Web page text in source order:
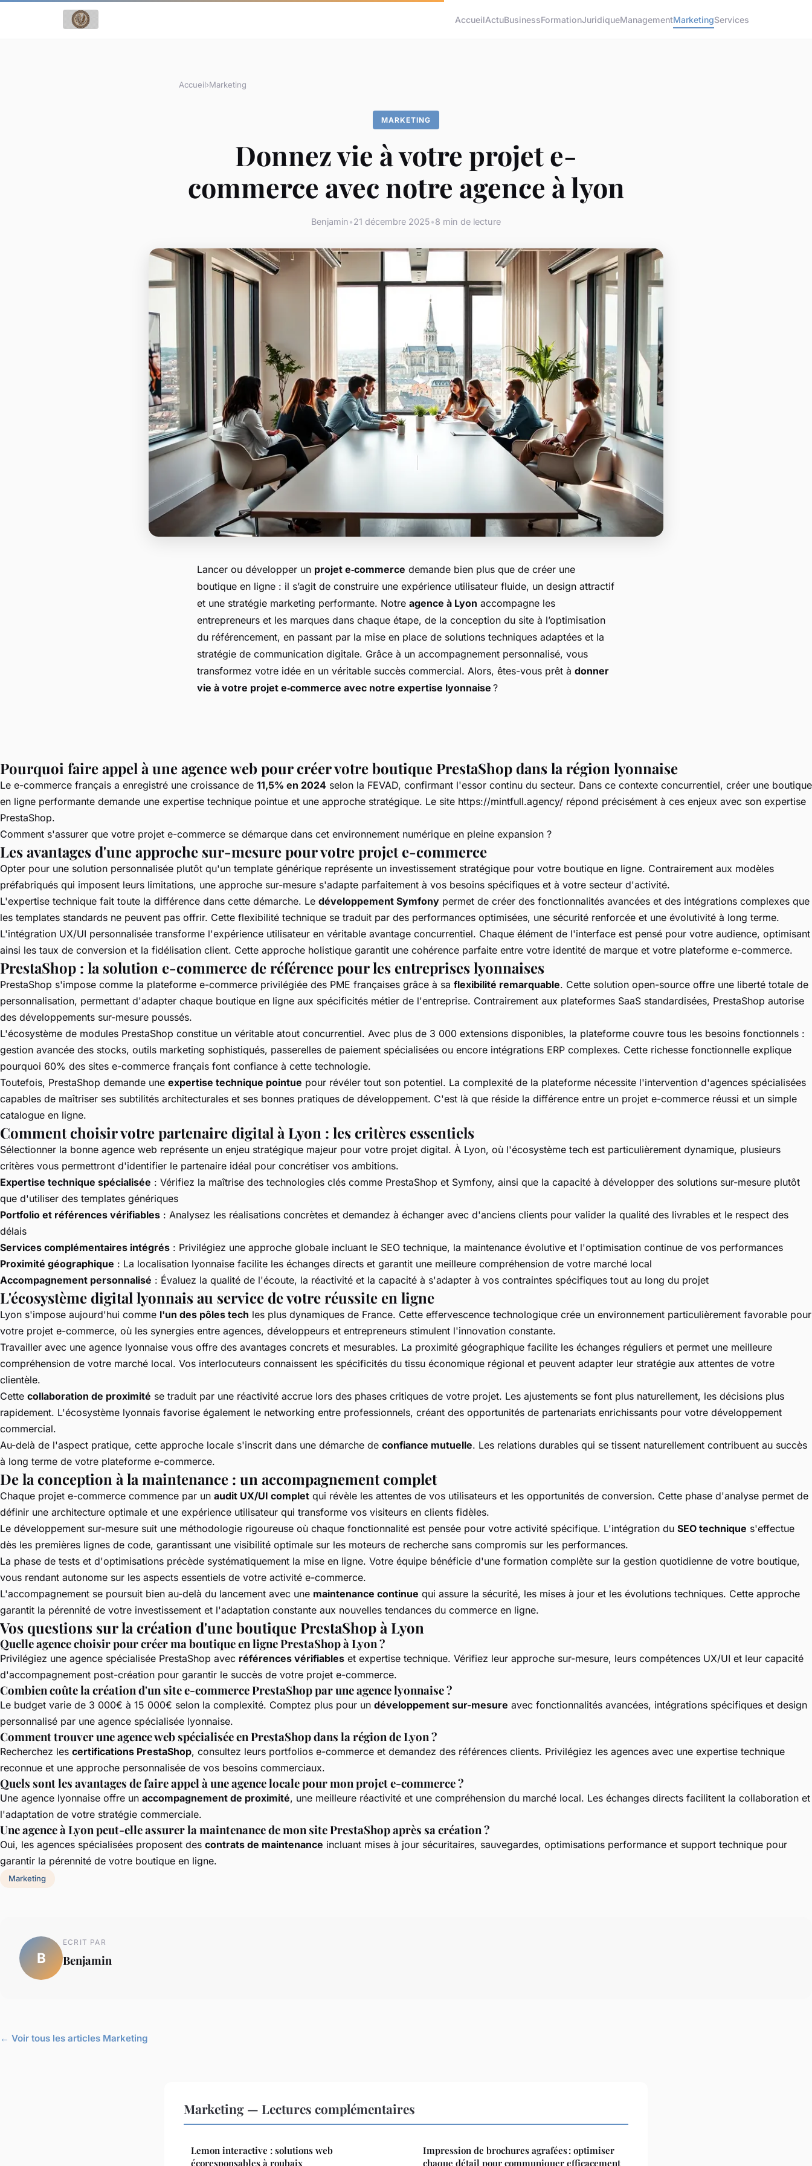
AccueilActuBusinessFormationJuridiqueManagementMarketingServices
Accueil›Marketing
MARKETING
Donnez vie à votre projet e-
commerce avec notre agence à lyon
Benjamin•21 décembre 2025•8 min de lecture
Lancer ou développer un projet e‑commerce demande bien plus que de créer une
boutique en ligne : il s’agit de construire une expérience utilisateur fluide, un design attractif
et une stratégie marketing performante. Notre agence à Lyon accompagne les
entrepreneurs et les marques dans chaque étape, de la conception du site à l’optimisation
du référencement, en passant par la mise en place de solutions techniques adaptées et la
stratégie de communication digitale. Grâce à un accompagnement personnalisé, vous
transformez votre idée en un véritable succès commercial. Alors, êtes-vous prêt à donner
vie à votre projet e‑commerce avec notre expertise lyonnaise ?
Pourquoi faire appel à une agence web pour créer votre boutique PrestaShop dans la région lyonnaise
Le e-commerce français a enregistré une croissance de 11,5% en 2024 selon la FEVAD, confirmant l'essor continu du secteur. Dans ce contexte concurrentiel, créer une boutique
en ligne performante demande une expertise technique pointue et une approche stratégique. Le site https://mintfull.agency/ répond précisément à ces enjeux avec son expertise
PrestaShop.
Comment s'assurer que votre projet e-commerce se démarque dans cet environnement numérique en pleine expansion ?
Les avantages d'une approche sur-mesure pour votre projet e-commerce
Opter pour une solution personnalisée plutôt qu'un template générique représente un investissement stratégique pour votre boutique en ligne. Contrairement aux modèles
préfabriqués qui imposent leurs limitations, une approche sur-mesure s'adapte parfaitement à vos besoins spécifiques et à votre secteur d'activité.
L'expertise technique fait toute la différence dans cette démarche. Le développement Symfony permet de créer des fonctionnalités avancées et des intégrations complexes que
les templates standards ne peuvent pas offrir. Cette flexibilité technique se traduit par des performances optimisées, une sécurité renforcée et une évolutivité à long terme.
L'intégration UX/UI personnalisée transforme l'expérience utilisateur en véritable avantage concurrentiel. Chaque élément de l'interface est pensé pour votre audience, optimisant
ainsi les taux de conversion et la fidélisation client. Cette approche holistique garantit une cohérence parfaite entre votre identité de marque et votre plateforme e-commerce.
PrestaShop : la solution e-commerce de référence pour les entreprises lyonnaises
PrestaShop s'impose comme la plateforme e-commerce privilégiée des PME françaises grâce à sa flexibilité remarquable. Cette solution open-source offre une liberté totale de
personnalisation, permettant d'adapter chaque boutique en ligne aux spécificités métier de l'entreprise. Contrairement aux plateformes SaaS standardisées, PrestaShop autorise
des développements sur-mesure poussés.
L'écosystème de modules PrestaShop constitue un véritable atout concurrentiel. Avec plus de 3 000 extensions disponibles, la plateforme couvre tous les besoins fonctionnels :
gestion avancée des stocks, outils marketing sophistiqués, passerelles de paiement spécialisées ou encore intégrations ERP complexes. Cette richesse fonctionnelle explique
pourquoi 60% des sites e-commerce français font confiance à cette technologie.
Toutefois, PrestaShop demande une expertise technique pointue pour révéler tout son potentiel. La complexité de la plateforme nécessite l'intervention d'agences spécialisées
capables de maîtriser ses subtilités architecturales et ses bonnes pratiques de développement. C'est là que réside la différence entre un projet e-commerce réussi et un simple
catalogue en ligne.
Comment choisir votre partenaire digital à Lyon : les critères essentiels
Sélectionner la bonne agence web représente un enjeu stratégique majeur pour votre projet digital. À Lyon, où l'écosystème tech est particulièrement dynamique, plusieurs
critères vous permettront d'identifier le partenaire idéal pour concrétiser vos ambitions.
Expertise technique spécialisée : Vérifiez la maîtrise des technologies clés comme PrestaShop et Symfony, ainsi que la capacité à développer des solutions sur-mesure plutôt
que d'utiliser des templates génériques
Portfolio et références vérifiables : Analysez les réalisations concrètes et demandez à échanger avec d'anciens clients pour valider la qualité des livrables et le respect des
délais
Services complémentaires intégrés : Privilégiez une approche globale incluant le SEO technique, la maintenance évolutive et l'optimisation continue de vos performances
Proximité géographique : La localisation lyonnaise facilite les échanges directs et garantit une meilleure compréhension de votre marché local
Accompagnement personnalisé : Évaluez la qualité de l'écoute, la réactivité et la capacité à s'adapter à vos contraintes spécifiques tout au long du projet
L'écosystème digital lyonnais au service de votre réussite en ligne
Lyon s'impose aujourd'hui comme l'un des pôles tech les plus dynamiques de France. Cette effervescence technologique crée un environnement particulièrement favorable pour
votre projet e-commerce, où les synergies entre agences, développeurs et entrepreneurs stimulent l'innovation constante.
Travailler avec une agence lyonnaise vous offre des avantages concrets et mesurables. La proximité géographique facilite les échanges réguliers et permet une meilleure
compréhension de votre marché local. Vos interlocuteurs connaissent les spécificités du tissu économique régional et peuvent adapter leur stratégie aux attentes de votre
clientèle.
Cette collaboration de proximité se traduit par une réactivité accrue lors des phases critiques de votre projet. Les ajustements se font plus naturellement, les décisions plus
rapidement. L'écosystème lyonnais favorise également le networking entre professionnels, créant des opportunités de partenariats enrichissants pour votre développement
commercial.
Au-delà de l'aspect pratique, cette approche locale s'inscrit dans une démarche de confiance mutuelle. Les relations durables qui se tissent naturellement contribuent au succès
à long terme de votre plateforme e-commerce.
De la conception à la maintenance : un accompagnement complet
Chaque projet e-commerce commence par un audit UX/UI complet qui révèle les attentes de vos utilisateurs et les opportunités de conversion. Cette phase d'analyse permet de
définir une architecture optimale et une expérience utilisateur qui transforme vos visiteurs en clients fidèles.
Le développement sur-mesure suit une méthodologie rigoureuse où chaque fonctionnalité est pensée pour votre activité spécifique. L'intégration du SEO technique s'effectue
dès les premières lignes de code, garantissant une visibilité optimale sur les moteurs de recherche sans compromis sur les performances.
La phase de tests et d'optimisations précède systématiquement la mise en ligne. Votre équipe bénéficie d'une formation complète sur la gestion quotidienne de votre boutique,
vous rendant autonome sur les aspects essentiels de votre activité e-commerce.
L'accompagnement se poursuit bien au-delà du lancement avec une maintenance continue qui assure la sécurité, les mises à jour et les évolutions techniques. Cette approche
garantit la pérennité de votre investissement et l'adaptation constante aux nouvelles tendances du commerce en ligne.
Vos questions sur la création d'une boutique PrestaShop à Lyon
Quelle agence choisir pour créer ma boutique en ligne PrestaShop à Lyon ?
Privilégiez une agence spécialisée PrestaShop avec références vérifiables et expertise technique. Vérifiez leur approche sur-mesure, leurs compétences UX/UI et leur capacité
d'accompagnement post-création pour garantir le succès de votre projet e-commerce.
Combien coûte la création d'un site e-commerce PrestaShop par une agence lyonnaise ?
Le budget varie de 3 000€ à 15 000€ selon la complexité. Comptez plus pour un développement sur-mesure avec fonctionnalités avancées, intégrations spécifiques et design
personnalisé par une agence spécialisée lyonnaise.
Comment trouver une agence web spécialisée en PrestaShop dans la région de Lyon ?
Recherchez les certifications PrestaShop, consultez leurs portfolios e-commerce et demandez des références clients. Privilégiez les agences avec une expertise technique
reconnue et une approche personnalisée de vos besoins commerciaux.
Quels sont les avantages de faire appel à une agence locale pour mon projet e-commerce ?
Une agence lyonnaise offre un accompagnement de proximité, une meilleure réactivité et une compréhension du marché local. Les échanges directs facilitent la collaboration et
l'adaptation de votre stratégie commerciale.
Une agence à Lyon peut-elle assurer la maintenance de mon site PrestaShop après sa création ?
Oui, les agences spécialisées proposent des contrats de maintenance incluant mises à jour sécuritaires, sauvegardes, optimisations performance et support technique pour
garantir la pérennité de votre boutique en ligne.
Marketing
B
ECRIT PAR
Benjamin
← Voir tous les articles Marketing
Marketing — Lectures complémentaires
Lemon interactive : solutions web
écoresponsables à roubaix
Impression de brochures agrafées : optimiser
chaque détail pour communiquer efficacement